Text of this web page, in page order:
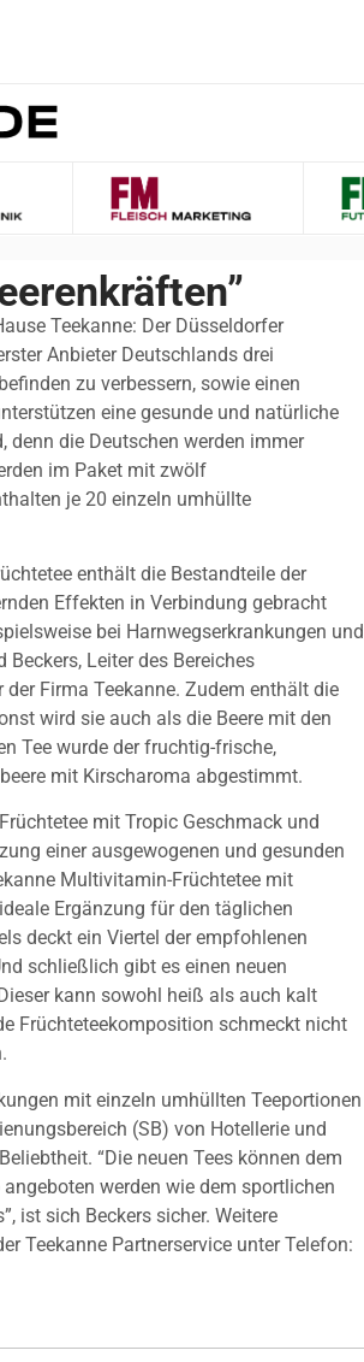
Teekanne: Der Düsseldorfer
Anbieter Deutschlands drei
zu verbessern, sowie einen
eine gesunde und natürliche
denn die Deutschen werden immer
im Paket mit zwölf
je 20 einzeln umhüllte
enthält die Bestandteile der
Effekten in Verbindung gebracht
bei Harnwegserkrankungen und
Beckers, Leiter des Bereiches
Firma Teekanne. Zudem enthält die
wird sie auch als die Beere mit den
Tee wurde der fruchtig-frische,
mit Kirscharoma abgestimmt.
mit Tropic Geschmack und
einer ausgewogenen und gesunden
Multivitamin-Früchtetee mit
Ergänzung für den täglichen
deckt ein Viertel der empfohlenen
schließlich gibt es einen neuen
kann sowohl heiß als auch kalt
Früchteteekomposition schmeckt nicht
mit einzeln umhüllten Teeportionen
(SB) von Hotellerie und
“Die neuen Tees können dem
werden wie dem sportlichen
ist sich Beckers sicher. Weitere
Teekanne Partnerservice unter Telefon: